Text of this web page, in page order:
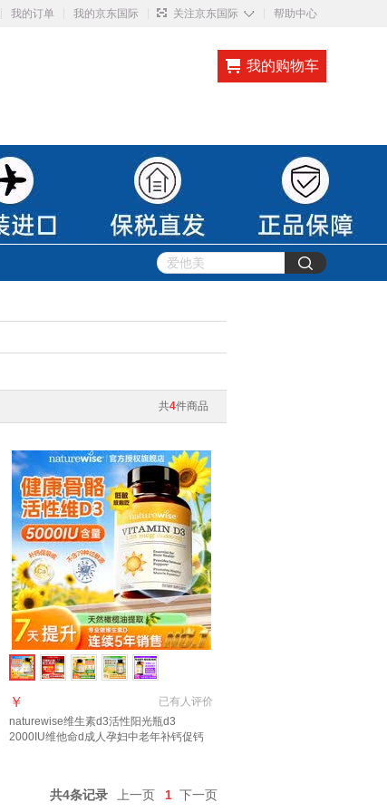
我的订单 我的京东国际 关注京东国际 ◇ 帮助中心
我的购物车
共4件商品
已有人评价
￥
naturewise维生素d3活性阳光瓶d3
2000IU维他命d成人孕妇中老年补钙促钙
共4条记录 上一页 1 下一页